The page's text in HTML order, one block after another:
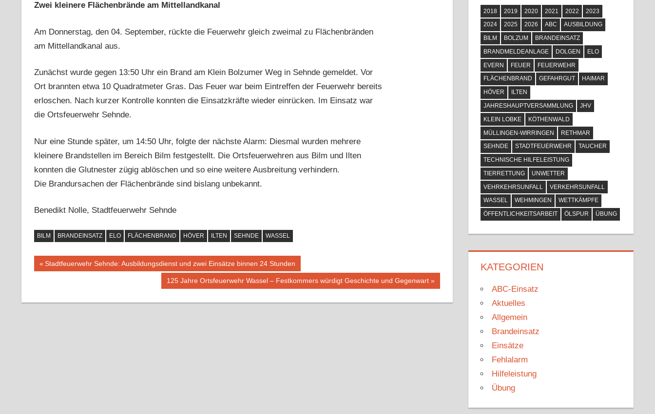
Zwei kleinere Flächenbrände am Mittellandkanal
Am Donnerstag, den 04. September, rückte die Feuerwehr gleich zweimal zu Flächenbränden
am Mittellandkanal aus.
Zunächst wurde gegen 13:50 Uhr ein Brand am Klein Bolzumer Weg in Sehnde gemeldet. Vor
Ort brannten etwa 10 Quadratmeter Gras. Das Feuer war beim Eintreffen der Feuerwehr bereits
erloschen. Nach kurzer Kontrolle konnten die Einsatzkräfte wieder einrücken. Im Einsatz war
die Ortsfeuerwehr Sehnde.
Nur eine Stunde später, um 14:50 Uhr, folgte der nächste Alarm: Diesmal wurden mehrere
kleinere Brandstellen im Bereich Bilm festgestellt. Die Ortsfeuerwehren aus Bilm und Ilten
konnten die Glutnester zügig ablöschen und so eine weitere Ausbreitung verhindern.
Die Brandursachen der Flächenbrände sind bislang unbekannt.
Benedikt Nolle, Stadtfeuerwehr Sehnde
BILM BRANDEINSATZ ELO FLÄCHENBRAND HÖVER ILTEN SEHNDE WASSEL
Beitragsnavigation
Vorheriger
Stadtfeuerwehr Sehnde: Ausbildungsdienst und zwei Einsätze binnen 24 Stunden
Nächster
125 Jahre Ortsfeuerwehr Wassel – Festkommers würdigt Geschichte und Gegenwart
2018 2019 2020 2021 2022
2023
2024
2025 2026 ABC
AUSBILDUNG
BILM
BOLZUM
BRANDEINSATZ
BRANDMELDEANLAGE
DOLGEN
ELO
EVERN
FEUER
FEUERWEHR
FLÄCHENBRAND
GEFAHRGUT
HAIMAR
HÖVER
ILTEN
JAHRESHAUPTVERSAMMLUNG
JHV
KLEIN LOBKE
KÖTHENWALD
MÜLLINGEN-WIRRINGEN
RETHMAR
SEHNDE
STADTFEUERWEHR
TAUCHER
TECHNISCHE HILFELEISTUNG
TIERRETTUNG
UNWETTER
VEHRKEHRSUNFALL
VERKEHRSUNFALL
WASSEL
WEHMINGEN
WETTKÄMPFE
ÖFFENTLICHKEITSARBEIT
ÖLSPUR ÜBUNG
KATEGORIEN
ABC-Einsatz
Aktuelles
Allgemein
Brandeinsatz
Einsätze
Fehlalarm
Hilfeleistung
Übung